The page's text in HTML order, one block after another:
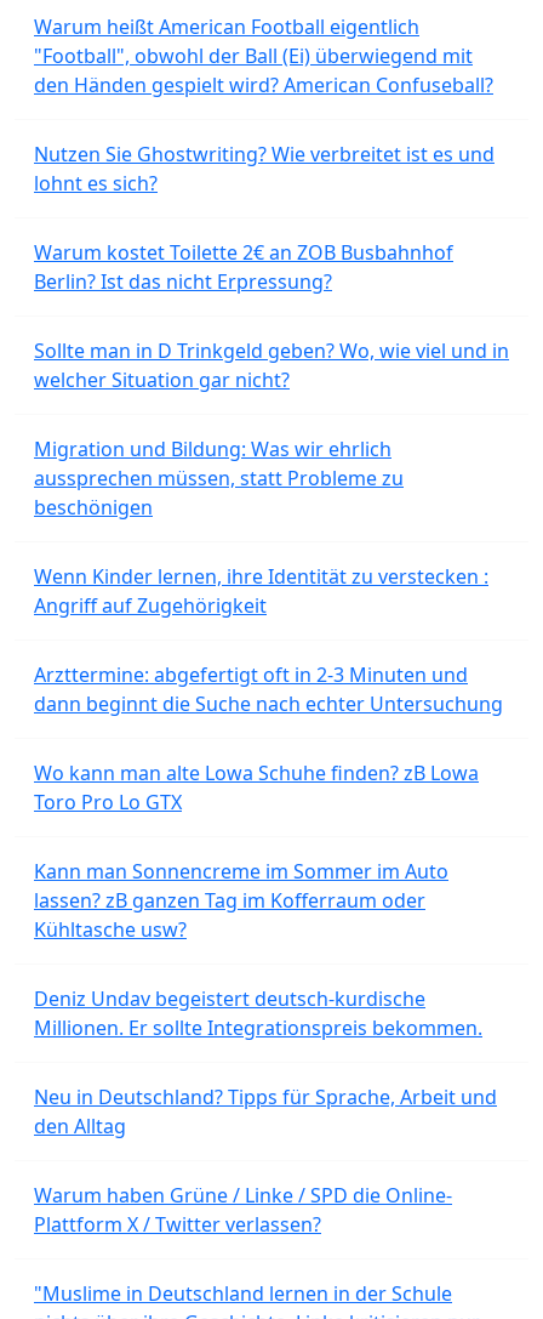
Warum heißt American Football eigentlich
"Football", obwohl der Ball (Ei) überwiegend mit
den Händen gespielt wird? American Confuseball?
Nutzen Sie Ghostwriting? Wie verbreitet ist es und
lohnt es sich?
Warum kostet Toilette 2€ an ZOB Busbahnhof
Berlin? Ist das nicht Erpressung?
Sollte man in D Trinkgeld geben? Wo, wie viel und in
welcher Situation gar nicht?
Migration und Bildung: Was wir ehrlich
aussprechen müssen, statt Probleme zu
beschönigen
Wenn Kinder lernen, ihre Identität zu verstecken :
Angriff auf Zugehörigkeit
Arzttermine: abgefertigt oft in 2-3 Minuten und
dann beginnt die Suche nach echter Untersuchung
Wo kann man alte Lowa Schuhe finden? zB Lowa
Toro Pro Lo GTX
Kann man Sonnencreme im Sommer im Auto
lassen? zB ganzen Tag im Kofferraum oder
Kühltasche usw?
Deniz Undav begeistert deutsch-kurdische
Millionen. Er sollte Integrationspreis bekommen.
Neu in Deutschland? Tipps für Sprache, Arbeit und
den Alltag
Warum haben Grüne / Linke / SPD die Online-
Plattform X / Twitter verlassen?
"Muslime in Deutschland lernen in der Schule